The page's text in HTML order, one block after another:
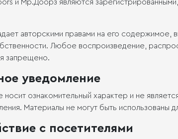
и Мр.Доорз являются
авторскими правами на его
Любое воспроизведение,
запрещено.
уведомление
носит ознакомительный характер и не
Материалы не могут быть использованы
с посетителями